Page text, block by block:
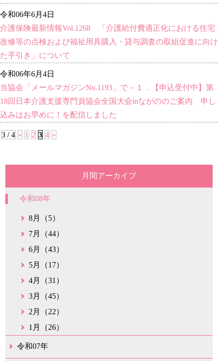
令和06年6月4日
介護保険最新情報Vol.1268 「介護給付費適正化における住宅
改修等の点検および福祉用具購入・貸与調査の取組促進に向け
た手引き」について
令和06年6月4日
当協会「メールマガジンNo.1193」で－１．【申込受付中】第
18回日本介護支援専門員協会全国大会inながののご案内 申し
込みはお早めに！を配信しました
3 / 4 « 1 2 3 4 »
月間アーカイブ
令和08年
8月（5）
7月（44）
6月（43）
5月（17）
4月（31）
3月（45）
2月（22）
1月（26）
令和07年